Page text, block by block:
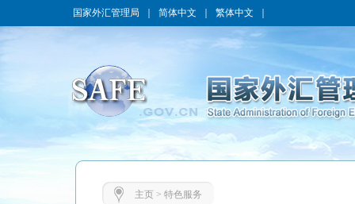
国家外汇管理局 简体中文 繁体中文
主页> 特色服务